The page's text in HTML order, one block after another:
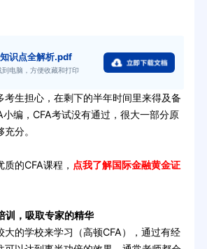
识点全解析.pdf
电脑，方便收藏和打印
生担心，在剩下的半年时间里来得及备
小编，CFA考试没有通过，很大一部分原
分。
的CFA课程， 点我了解国际金融黄金证
，吸取专家的精华
的学校来学习（高顿CFA），通过有经